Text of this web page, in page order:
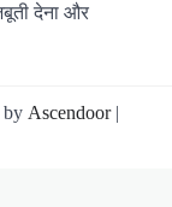
देना और
by Ascendoor|